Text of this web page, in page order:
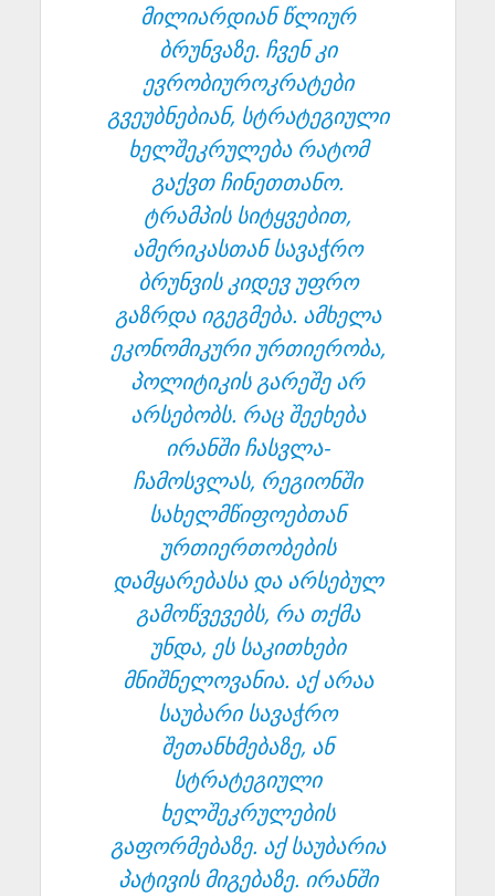
მილიარდიან წლიურ
ბრუნვაზე. ჩვენ კი
ევრობიუროკრატები
გვეუბნებიან, სტრატეგიული
ხელშეკრულება რატომ
გაქვთ ჩინეთთანო.
ტრამპის სიტყვებით,
ამერიკასთან სავაჭრო
ბრუნვის კიდევ უფრო
გაზრდა იგეგმება. ამხელა
ეკონომიკური ურთიერობა,
პოლიტიკის გარეშე არ
არსებობს. რაც შეეხება
ირანში ჩასვლა-
ჩამოსვლას, რეგიონში
სახელმწიფოებთან
ურთიერთობების
დამყარებასა და არსებულ
გამოწვევებს, რა თქმა
უნდა, ეს საკითხები
მნიშნელოვანია. აქ არაა
საუბარი სავაჭრო
შეთანხმებაზე, ან
სტრატეგიული
ხელშეკრულების
გაფორმებაზე. აქ საუბარია
პატივის მიგებაზე. ირანში